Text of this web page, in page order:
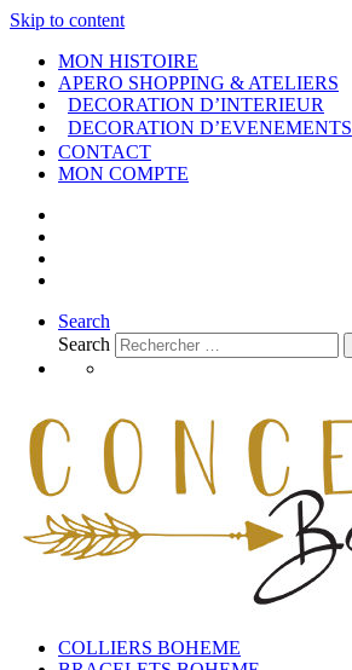
Skip to content
MON HISTOIRE
APERO SHOPPING & ATELIERS
DECORATION D’INTERIEUR
DECORATION D’EVENEMENTS
CONTACT
MON COMPTE
Search
Search
COLLIERS BOHEME